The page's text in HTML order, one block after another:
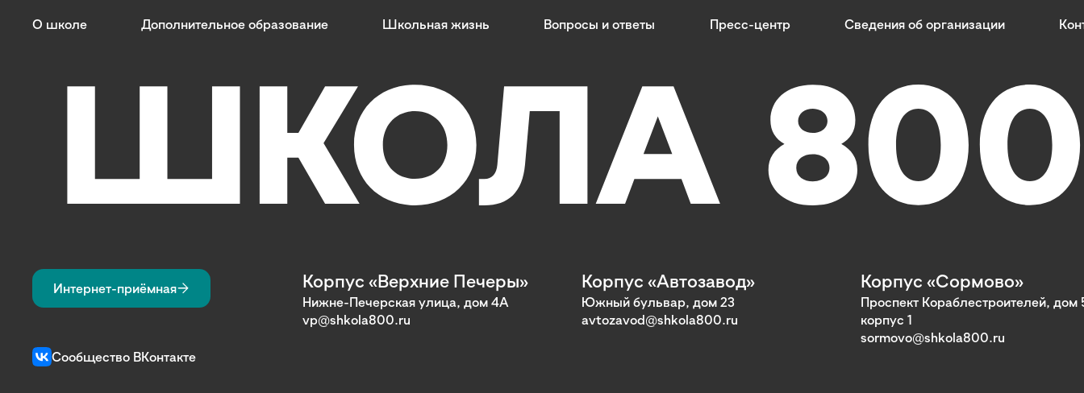
О школе Дополнительное образование Школьная жизнь Вопросы и ответы Пресс-центр Сведения об организации
Интернет-приёмная Корпус «Верхние Печеры»
Нижне-Печерская улица, дом 4А
vp@shkola800.ru
Корпус «Автозавод»
Южный бульвар, дом 23
avtozavod@shkola800.ru
Корпус «Сормово»
Проспект Кораблестроителей, дом
корпус 1
sormovo@shkola800.ru
Сообщество ВКонтакте